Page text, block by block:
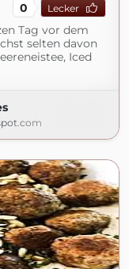
0 Lecker
Tag vor dem
selten davon
Iced